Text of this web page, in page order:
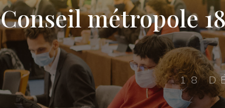
Conseil métropole
18